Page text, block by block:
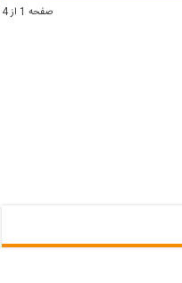
صفحه 1 از 4